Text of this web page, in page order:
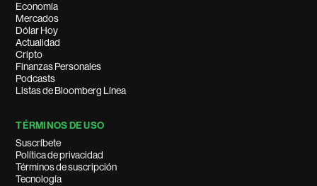
Economía
Mercados
Dólar Hoy
Actualidad
Cripto
Finanzas Personales
Podcasts
Listas de Bloomberg Línea
TÉRMINOS DE USO
Suscríbete
Política de privacidad
Términos de suscripción
Tecnología